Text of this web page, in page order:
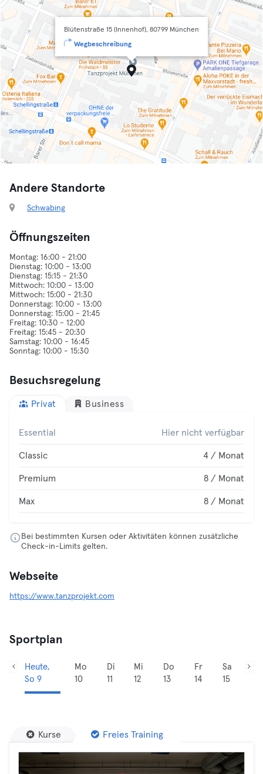
Blütenstraße 15 (Innenhof), 80799 München
Wegbeschreibung
Andere Standorte
Schwabing
Öffnungszeiten
Montag: 16:00 - 21:00
Dienstag: 10:00 - 13:00
Dienstag: 15:15 - 21:30
Mittwoch: 10:00 - 13:00
Mittwoch: 15:00 - 21:30
Donnerstag: 10:00 - 13:00
Donnerstag: 15:00 - 21:45
Freitag: 10:30 - 12:00
Freitag: 15:45 - 20:30
Samstag: 10:00 - 16:45
Besuchsregelung
Privat Business
Essential Hier nicht verfügbar
Classic 4 / Monat
Premium 8 / Monat
Max 8 / Monat
Bei bestimmten Kursen oder Aktivitäten können zusätzliche
Check-in-Limits gelten.
Webseite
https://www.tanzprojekt.com
Sportplan
Heute,
So 9
Mo
10
Di
11
Mi
12
Do
13
Fr
14
Sa
15
Kurse Freies Training